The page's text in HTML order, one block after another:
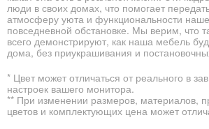
люди в своих домах, что помогает
атмосферу уюта и функциональности
повседневной обстановке. Мы верим, что
всего демонстрируют, как наша мебель
дома, без приукрашивания и
* Цвет может отличаться от реального в
настроек вашего монитора.
** При изменении размеров, материалов,
цветов и комплектующих цена может